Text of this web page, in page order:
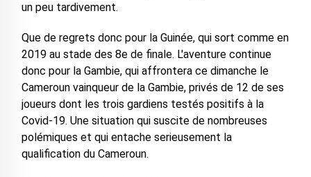
un peu tardivement.
Que de regrets donc pour la Guinée, qui sort comme en
2019 au stade des 8e de finale. L'aventure continue
donc pour la Gambie, qui affrontera ce dimanche le
Cameroun vainqueur de la Gambie, privés de 12 de ses
joueurs dont les trois gardiens testés positifs à la
Covid-19. Une situation qui suscite de nombreuses
polémiques et qui entache serieusement la
qualification du Cameroun.